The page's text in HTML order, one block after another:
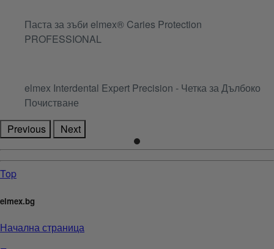
Паста за зъби elmex® Caries Protection
PROFESSIONAL
elmex Interdental Expert Precision - Четка за Дълбоко
Почистване
Previous
Next
Top
elmex.bg
Начална страница